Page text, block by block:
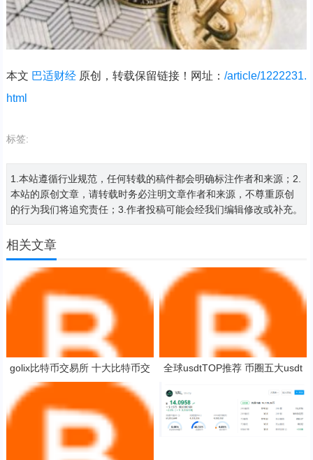
本文 巴适财经原创，转载保留链接！网址： /article/1222231.
html
标签:
1.本站遵循行业规范，任何转载的稿件都会明确标注作者和来源；2.
本站的原创文章，请转载时务必注明文章作者和来源，不尊重原创
的行为我们将追究责任；3.作者投稿可能会经我们编辑修改或补充。
相关文章
golix比特币交易所 十大比特币交
易平台
全球usdtTOP推荐 币圈五大usdt